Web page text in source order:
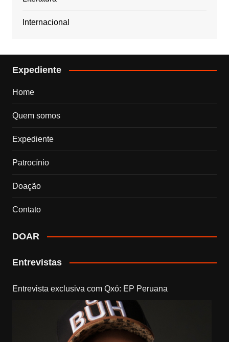
Internacional
Expediente
Home
Quem somos
Expediente
Patrocínio
Doação
Contato
DOAR
Entrevistas
Entrevista exclusiva com Qxó: EP Peruana